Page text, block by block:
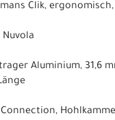
Clik,
Nuvola
Aluminium, 31,6